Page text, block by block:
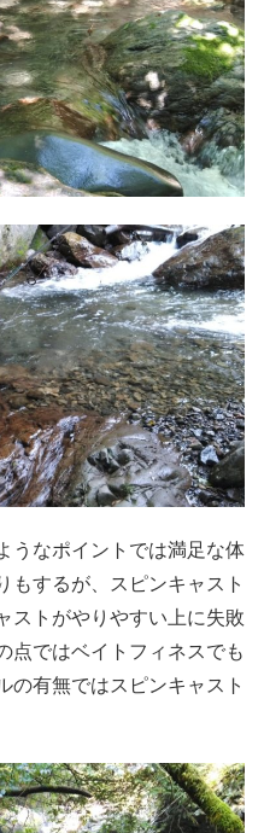
うなポイントでは満足な体
もするが、スピンキャスト
ストがやりやすい上に失敗
点ではベイトフィネスでも
の有無ではスピンキャスト